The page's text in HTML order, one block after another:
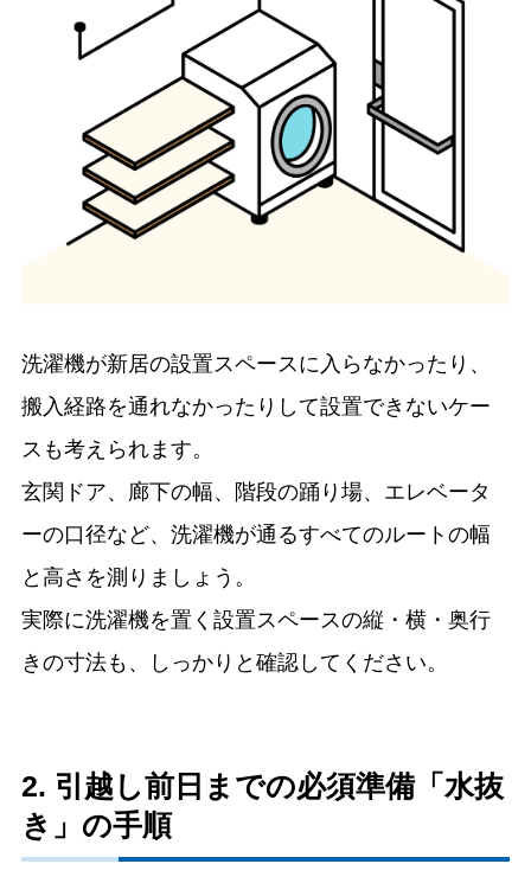
洗濯機が新居の設置スペースに入らなかったり、
搬入経路を通れなかったりして設置できないケー
スも考えられます。
玄関ドア、廊下の幅、階段の踊り場、エレベータ
ーの口径など、洗濯機が通るすべてのルートの幅
と高さを測りましょう。
実際に洗濯機を置く設置スペースの縦・横・奥行
きの寸法も、しっかりと確認してください。
2. 引越し前日までの必須準備「水抜
き」の手順